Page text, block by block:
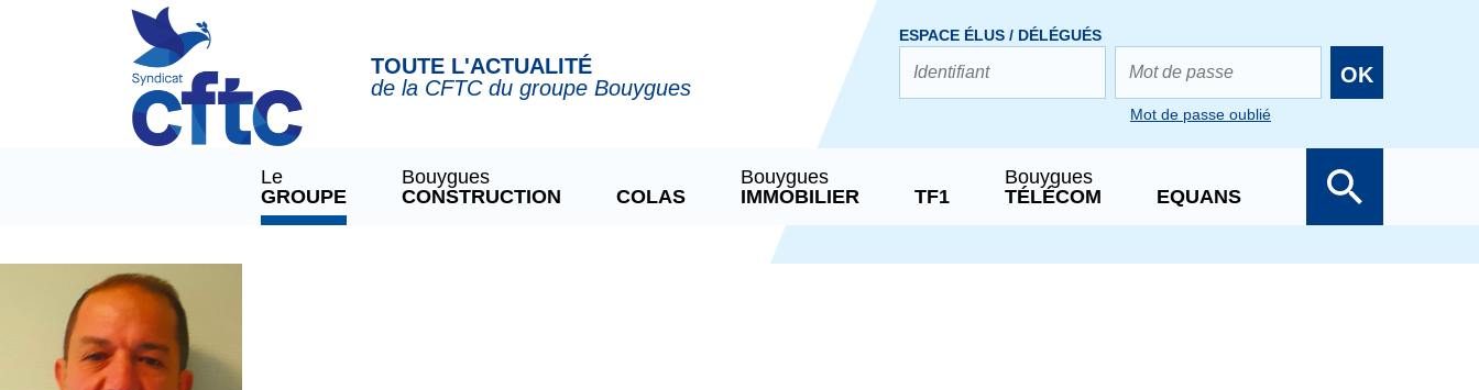
TOUTE L'ACTUALITÉ
de la CFTC du groupe Bouygues
ESPACE ÉLUS / DÉLÉGUÉS
OK
Mot de passe oublié
Le
GROUPE
Bouygues
CONSTRUCTION
COLAS
Bouygues
IMMOBILIER
TF1
Bouygues
TÉLÉCOM
EQUANS
Panneau de gestion des cookies